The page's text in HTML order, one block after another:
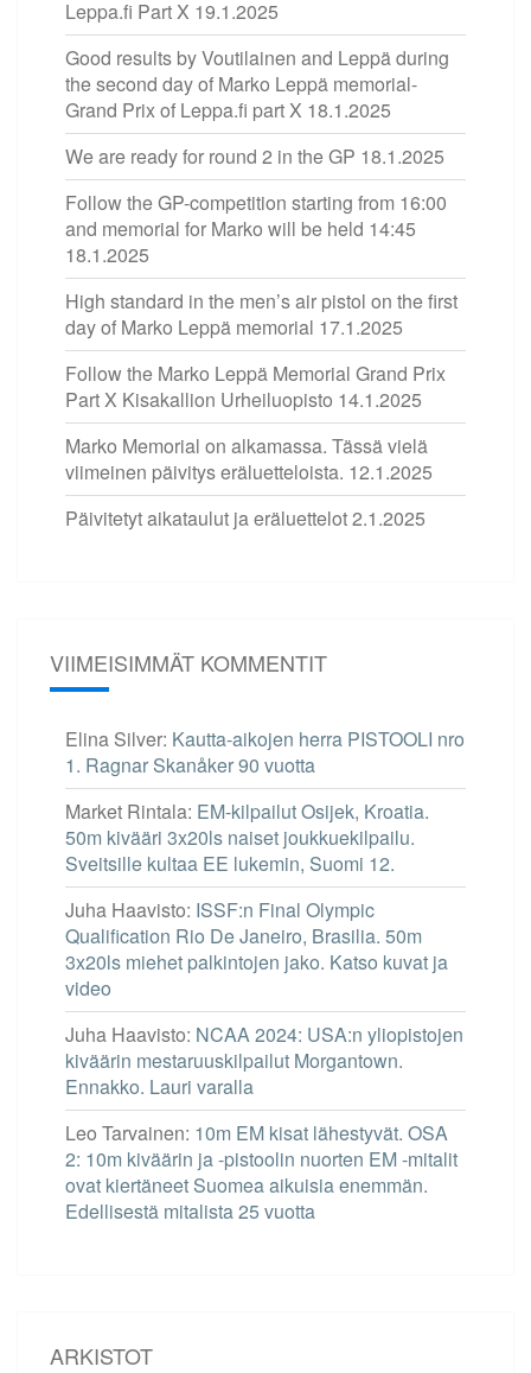
Leppa.fi Part X 19.1.2025
Good results by Voutilainen and Leppä during
the second day of Marko Leppä memorial-
Grand Prix of Leppa.fi part X 18.1.2025
We are ready for round 2 in the GP 18.1.2025
Follow the GP-competition starting from 16:00
and memorial for Marko will be held 14:45
18.1.2025
High standard in the men’s air pistol on the first
day of Marko Leppä memorial 17.1.2025
Follow the Marko Leppä Memorial Grand Prix
Part X Kisakallion Urheiluopisto 14.1.2025
Marko Memorial on alkamassa. Tässä vielä
viimeinen päivitys eräluetteloista. 12.1.2025
Päivitetyt aikataulut ja eräluettelot2.1.2025
VIIMEISIMMÄT KOMMENTIT
Elina Silver: Kautta-aikojen herra PISTOOLI nro
1. Ragnar Skanåker 90 vuotta
Market Rintala: EM-kilpailut Osijek, Kroatia.
50m kivääri 3x20ls naiset joukkuekilpailu.
Sveitsille kultaa EE lukemin, Suomi 12.
Juha Haavisto: ISSF:n Final Olympic
Qualification Rio De Janeiro, Brasilia. 50m
3x20ls miehet palkintojen jako. Katso kuvat ja
video
Juha Haavisto: NCAA 2024: USA:n yliopistojen
kiväärin mestaruuskilpailut Morgantown.
Ennakko. Lauri varalla
Leo Tarvainen: 10m EM kisat lähestyvät. OSA
2: 10m kiväärin ja -pistoolin nuorten EM -mitalit
ovat kiertäneet Suomea aikuisia enemmän.
Edellisestä mitalista 25 vuotta
ARKISTOT